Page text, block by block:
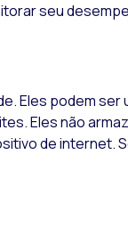
seu
Eles podem ser
. Eles não
deinternet.